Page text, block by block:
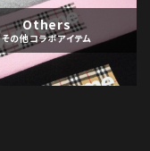
Others
その他コラボアイテム